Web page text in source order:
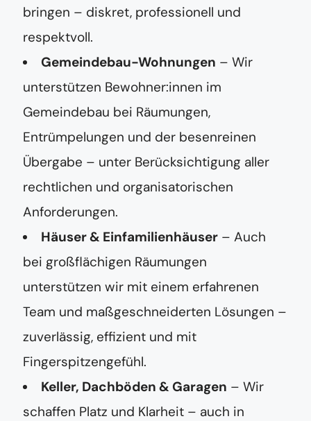
bringen – diskret, professionell und
respektvoll.
Gemeindebau-Wohnungen – Wir
unterstützen Bewohner:innen im
Gemeindebau bei Räumungen,
Entrümpelungen und der besenreinen
Übergabe – unter Berücksichtigung aller
rechtlichen und organisatorischen
Anforderungen.
Häuser & Einfamilienhäuser – Auch
bei großflächigen Räumungen
unterstützen wir mit einem erfahrenen
Team und maßgeschneiderten Lösungen –
zuverlässig, effizient und mit
Fingerspitzengefühl.
Keller, Dachböden & Garagen – Wir
schaffen Platz und Klarheit – auch in